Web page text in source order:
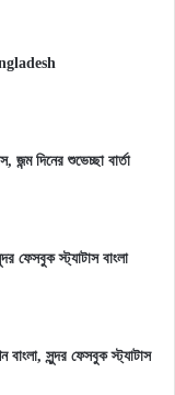
জন্ম দিনের শুভেচ্ছা বার্তা
ফেসবুক স্ট্যাটাস বাংলা
সুন্দর ফেসবুক স্ট্যাটাস